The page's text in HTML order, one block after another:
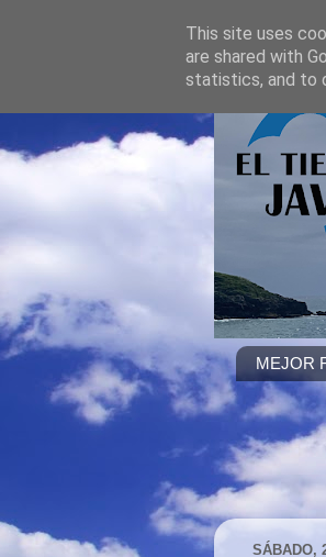
MEJOR
SÁBADO,
This site uses
are shared with
statistics, and to